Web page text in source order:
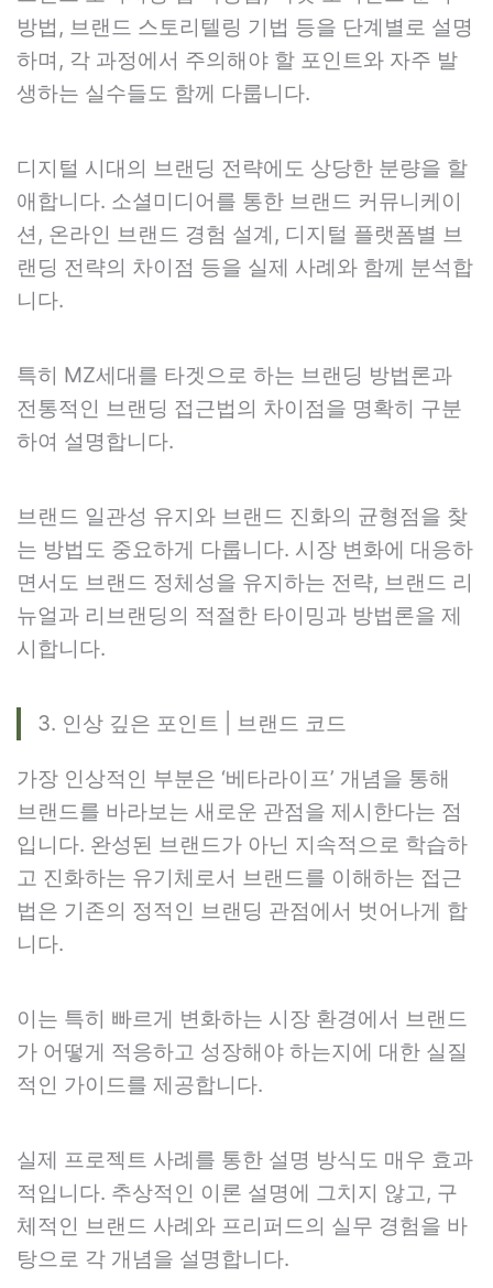
방법, 브랜드 스토리텔링 기법 등을 단계별로 설명
하며, 각 과정에서 주의해야 할 포인트와 자주 발
생하는 실수들도 함께 다룹니다.
디지털 시대의 브랜딩 전략에도 상당한 분량을 할
애합니다. 소셜미디어를 통한 브랜드 커뮤니케이
션, 온라인 브랜드 경험 설계, 디지털 플랫폼별 브
랜딩 전략의 차이점 등을 실제 사례와 함께 분석합
니다.
특히 MZ세대를 타겟으로 하는 브랜딩 방법론과
전통적인 브랜딩 접근법의 차이점을 명확히 구분
하여 설명합니다.
브랜드 일관성 유지와 브랜드 진화의 균형점을 찾
는 방법도 중요하게 다룹니다. 시장 변화에 대응하
면서도 브랜드 정체성을 유지하는 전략, 브랜드 리
뉴얼과 리브랜딩의 적절한 타이밍과 방법론을 제
시합니다.
3. 인상 깊은 포인트 | 브랜드 코드
가장 인상적인 부분은 ‘베타라이프’ 개념을 통해
브랜드를 바라보는 새로운 관점을 제시한다는 점
입니다. 완성된 브랜드가 아닌 지속적으로 학습하
고 진화하는 유기체로서 브랜드를 이해하는 접근
법은 기존의 정적인 브랜딩 관점에서 벗어나게 합
니다.
이는 특히 빠르게 변화하는 시장 환경에서 브랜드
가 어떻게 적응하고 성장해야 하는지에 대한 실질
적인 가이드를 제공합니다.
실제 프로젝트 사례를 통한 설명 방식도 매우 효과
적입니다. 추상적인 이론 설명에 그치지 않고, 구
체적인 브랜드 사례와 프리퍼드의 실무 경험을 바
탕으로 각 개념을 설명합니다.